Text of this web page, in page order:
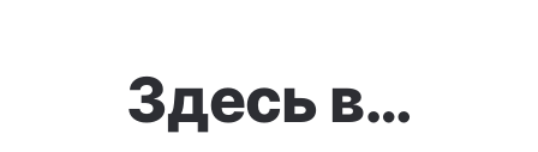
Здесь в…